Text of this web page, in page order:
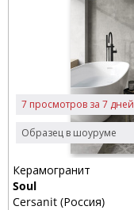
Образец в шоуруме
7 просмотров за 7 дней
Керамогранит
Soul
Cersanit (Россия)